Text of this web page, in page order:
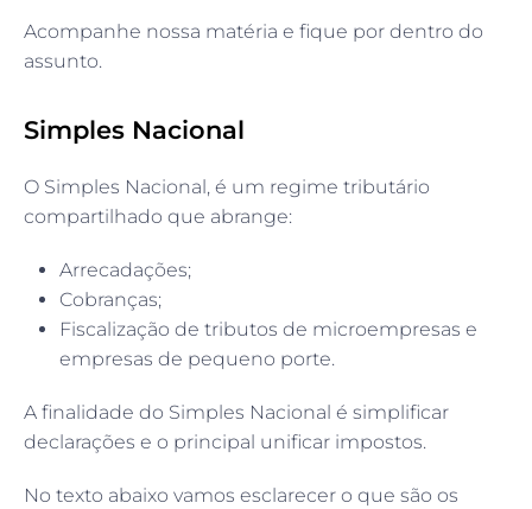
Acompanhe nossa matéria e fique por dentro do
assunto.
Simples Nacional
O Simples Nacional, é um regime tributário
compartilhado que abrange:
Arrecadações;
Cobranças;
Fiscalização de tributos de microempresas e
empresas de pequeno porte.
A finalidade do Simples Nacional é simplificar
declarações e o principal unificar impostos.
No texto abaixo vamos esclarecer o que são os